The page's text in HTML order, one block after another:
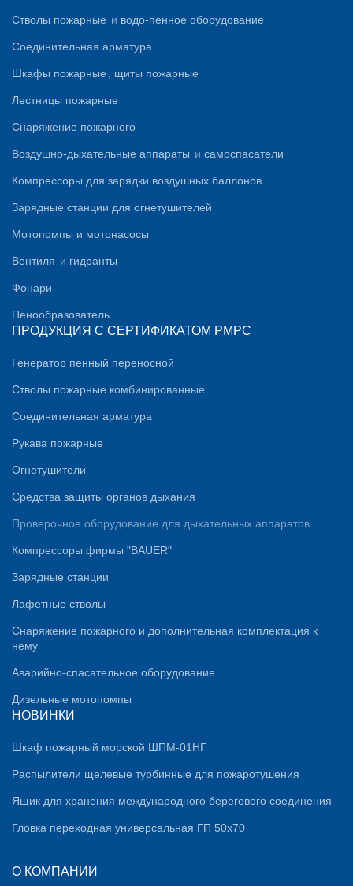
Стволы пожарные и водо-пенное оборудование
Соединительная арматура
Шкафы пожарные щиты пожарные
Лестницы пожарные
Снаряжение пожарного
Воздушно-дыхательные аппараты и самоспасатели
Компрессоры для зарядки воздушных баллонов
Зарядные станции для огнетушителей
Мотопомпы и мотонасосы
Вентиля и гидранты
Фонари
Пенообразователь
ПРОДУКЦИЯ С СЕРТИФИКАТОМ PMPC
Генератор пенный переносной
Стволы пожарные комбинированные
Соединительная арматура
Рукава пожарные
Огнетушители
Средства защиты органов дыхания
Проверочное оборудование для дыхательных аппаратов
Компрессоры фирмы "BAUER"
Зарядные станции
Лафетные стволы
Снаряжение пожарного и дополнительная комплектация к
нему
Аварийно-спасательное оборудование
Дизельные мотопомпы
НОВИНКИ
Шкаф пожарный морской ШПМ-01НГ
Распылители щелевые турбинные для пожаротушения
Ящик для хранения международного берегового соединения
Гловка переходная универсальная ГП 50х70
О КОМПАНИИ